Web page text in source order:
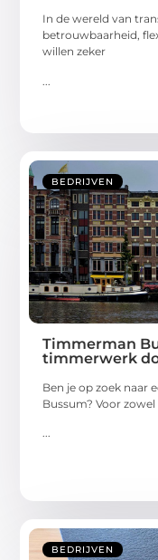
In de wereld van
betrouwbaarheid,
willen zeker
BEDRIJVEN
Timmerman
timmerwerk
Ben je op zoek naar
Bussum? Voor
...
BEDRIJVEN